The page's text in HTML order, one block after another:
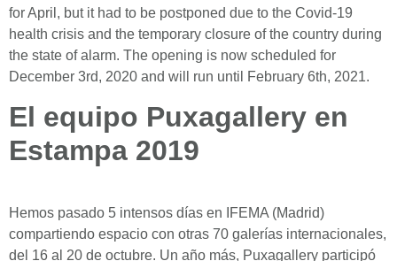
for April, but it had to be postponed due to the Covid-19
health crisis and the temporary closure of the country during
the state of alarm. The opening is now scheduled for
December 3rd, 2020 and will run until February 6th, 2021.
El equipo Puxagallery en
Estampa 2019
Hemos pasado 5 intensos días en IFEMA (Madrid)
compartiendo espacio con otras 70 galerías internacionales,
del 16 al 20 de octubre. Un año más, Puxagallery participó